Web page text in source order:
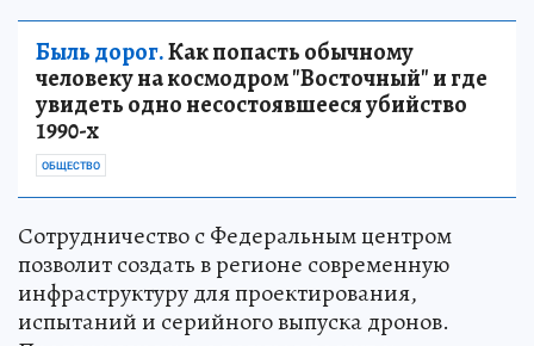
Быль дорог.Как попасть обычному
человеку на космодром "Восточный" и где
увидеть одно несостоявшееся убийство
1990-х
ОБЩЕСТВО
Сотрудничество с Федеральным центром
позволит создать в регионе современную
инфраструктуру для проектирования,
испытаний и серийного выпуска дронов.